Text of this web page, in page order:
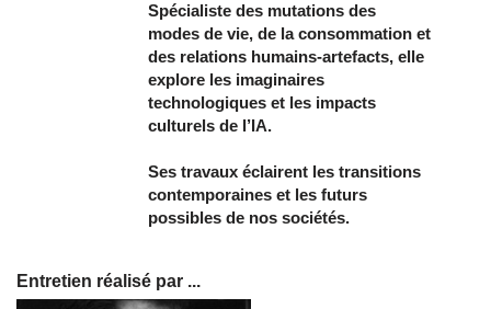
Spécialiste des mutations des
modes de vie, de la consommation et
des relations humains‑artefacts, elle
explore les imaginaires
technologiques et les impacts
culturels de l’IA.
Ses travaux éclairent les transitions
contemporaines et les futurs
possibles de nos sociétés.
Entretien réalisé par ...